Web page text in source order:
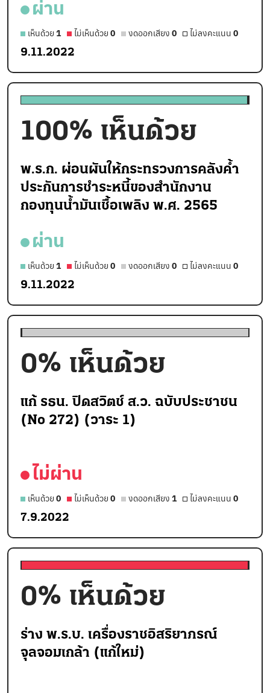
ผ่าน
เห็นด้วย 1 ไม่เห็นด้วย 0 งดออกเสียง 0 ไม่ลงคะแนน 0
9.11.2022
100% เห็นด้วย
พ.ร.ก. ผ่อนผันให้กระทรวงการคลังค้ำ
ประกันการชำระหนี้ของสำนักงาน
กองทุนน้ำมันเชื้อเพลิง พ.ศ. 2565
ผ่าน
เห็นด้วย 1 ไม่เห็นด้วย 0 งดออกเสียง 0 ไม่ลงคะแนน 0
9.11.2022
0% เห็นด้วย
แก้ รธน. ปิดสวิตช์ ส.ว. ฉบับประชาชน
(No 272) (วาระ 1)
ไม่ผ่าน
เห็นด้วย 0 ไม่เห็นด้วย 0 งดออกเสียง 1 ไม่ลงคะแนน 0
7.9.2022
0% เห็นด้วย
ร่าง พ.ร.บ. เครื่องราชอิสริยาภรณ์
จุลจอมเกล้า (แก้ใหม่)